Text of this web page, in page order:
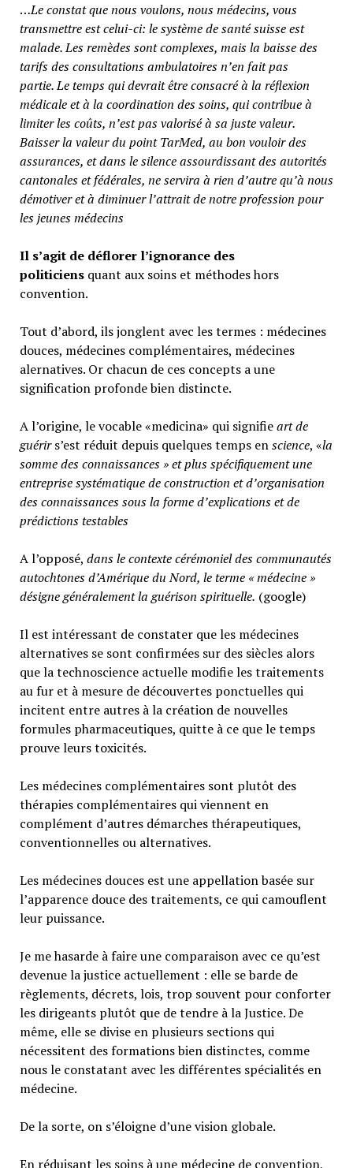
…Le constat que nous voulons, nous médecins, vous
transmettre est celui-ci: le système de santé suisse est
malade. Les remèdes sont complexes, mais la baisse des
tarifs des consultations ambulatoires n’en fait pas
partie.Le temps qui devrait être consacré à la réflexion
médicale et à la coordination des soins, qui contribue à
limiter les coûts, n’est pas valorisé à sa juste valeur.
Baisser la valeur du point TarMed, au bon vouloir des
assurances, et dans le silence assourdissant des autorités
cantonales et fédérales, ne servira à rien d’autre qu’à nous
démotiver et à diminuer l’attrait de notre profession pour
les jeunes médecins
Il s’agit de déflorer l’ignorance des
politiciensquant aux soins et méthodes hors
convention.
Tout d’abord, ils jonglent avec les termes : médecines
douces, médecines complémentaires, médecines
alernatives. Or chacun de ces concepts a une
signification profonde bien distincte.
A l’origine, le vocable «medicina» qui signifieart de
guérirs’est réduit depuis quelques temps enscience, «la
somme des connaissances » et plus spécifiquement une
entreprise systématique de construction et d’organisation
des connaissances sous la forme d’explications et de
prédictions testables
A l’opposé, dans le contexte cérémoniel des communautés
autochtones d’Amérique du Nord, le terme « médecine »
désigne généralementla guérison spirituelle. (google)
Il est intéressant de constater que les médecines
alternatives se sont confirmées sur des siècles alors
que la technoscience actuelle modifie les traitements
au fur et à mesure de découvertes ponctuelles qui
incitent entre autres à la création de nouvelles
formules pharmaceutiques, quitte à ce que le temps
prouve leurs toxicités.
Les médecines complémentaires sont plutôt des
thérapies complémentaires qui viennent en
complément d’autres démarches thérapeutiques,
conventionnelles ou alternatives.
Les médecines douces est une appellation basée sur
l’apparence douce des traitements, ce qui camouflent
leur puissance.
Je me hasarde à faire une comparaison avec ce qu’est
devenue la justice actuellement : elle se barde de
règlements, décrets, lois, trop souvent pour conforter
les dirigeants plutôt que de tendre à la Justice. De
même, elle se divise en plusieurs sections qui
nécessitent des formations bien distinctes, comme
nous le constatant avec les différentes spécialités en
médecine.
De la sorte, on s’éloigne d’une vision globale.
En réduisant les soins à une médecine de convention,